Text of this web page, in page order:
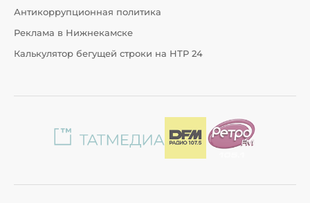
Антикоррупционная политика
Реклама в Нижнекамске
Калькулятор бегущей строки на НТР 24